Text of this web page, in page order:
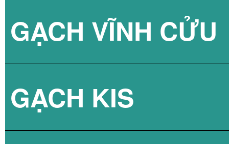
GẠCH VÂN XI
GẠCH VÂN XI
GẠCH VĨNH CỬU
GẠCH KIS